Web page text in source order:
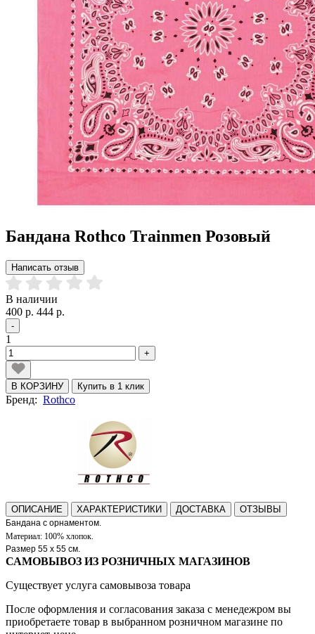
Бандана Rothco Trainmen Розовый
Написать отзыв
В наличии
400 р. 444 р.
-
1
+
В КОРЗИНУ Купить в 1 клик
Бренд: Rothco
ОПИСАНИЕ ХАРАКТЕРИСТИКИ ДОСТАВКА ОТЗЫВЫ
Бандана с орнаментом.
Материал: 100% хлопок.
Размер 55 x 55 см.
САМОВЫВОЗ ИЗ РОЗНИЧНЫХ МАГАЗИНОВ
Существует услуга самовывоза товара
После оформления и согласования заказа с менедежром вы
приобретаете товар в выбранном розничном магазине по